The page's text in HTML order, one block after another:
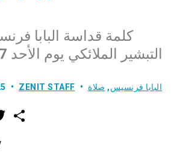
كلمة قداسة البابا
التبشير الملائكي يوم الأحد 17 تموز 2022
ZENIT STAFF البابا فرنسيس, صلاة
w